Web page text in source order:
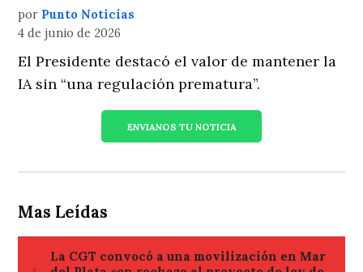
por Punto Noticias
4 de junio de 2026
El Presidente destacó el valor de mantener la
IA sin “una regulación prematura”.
ENVIANOS TU NOTICIA
Mas Leídas